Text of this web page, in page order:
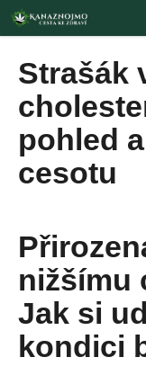
Přejít
na
obsah
Strašák
pohled
cesotu
nižšímu
Jak si
kondici
K
o
C
o
p
o
t
e
b
u
e
t